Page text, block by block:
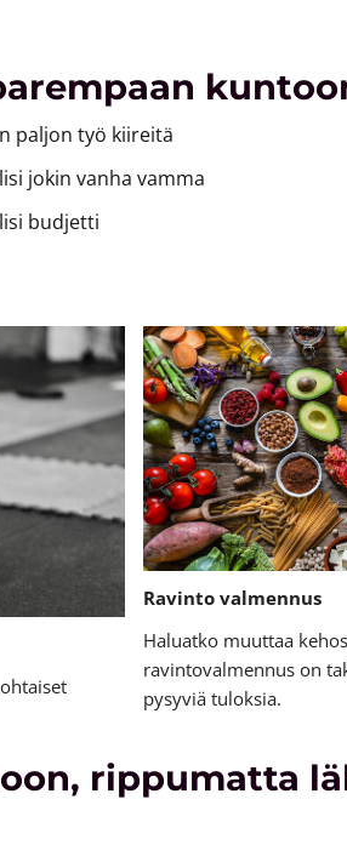
paljon työ kiireitä
jokin vanha vamma
budjetti
Ravinto valmennus
Haluatko muuttaa
ravintovalmennus on
pysyviä tuloksia.
rippumatta